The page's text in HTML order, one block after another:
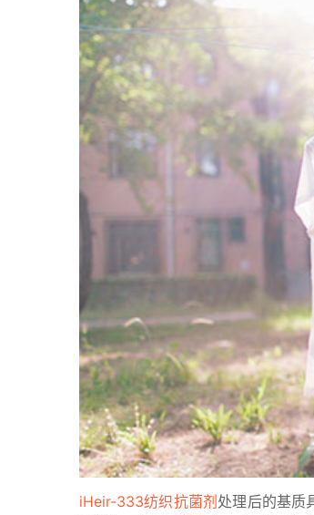
iHeir-333纺织抗菌剂 处理后的基质